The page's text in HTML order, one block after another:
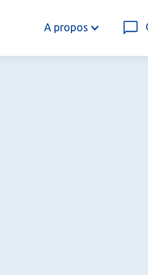
A propos